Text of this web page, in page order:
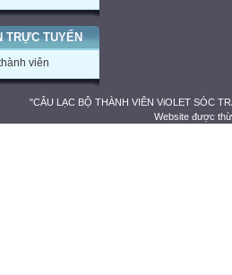
TRỰC TUYẾN
viên
"CÂU LẠC BỘ THÀNH VIÊN ViOLET SÓC
Website được